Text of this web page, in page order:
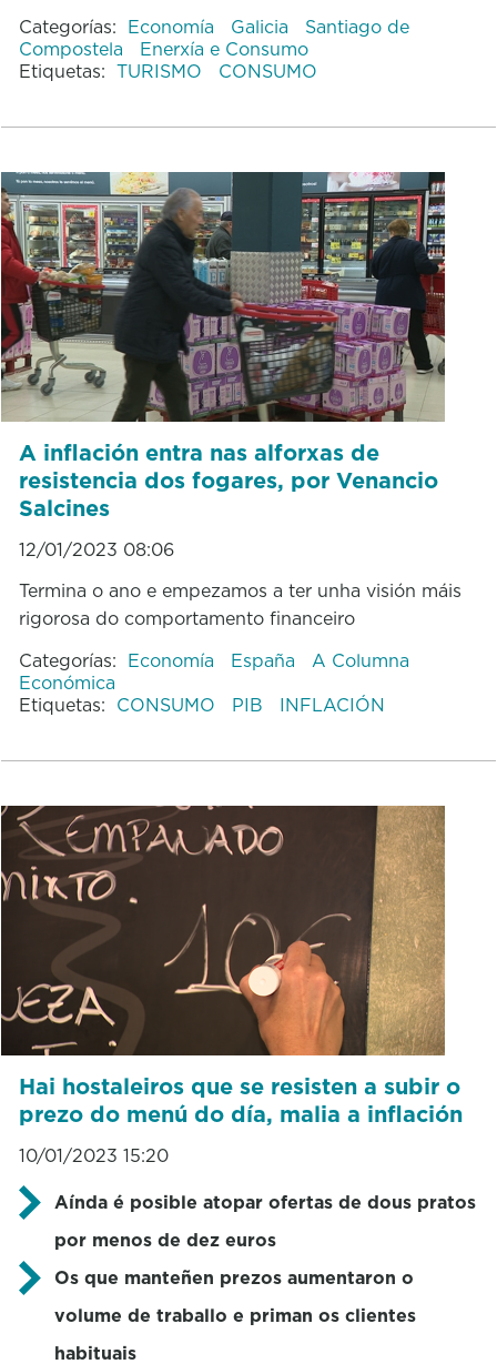
Categorías: Economía Galicia
Santiago de
Compostela
Enerxía e Consumo
Etiquetas: TURISMO CONSUMO
A inflación entra nas alforxas de
resistencia dos fogares, por Venancio
Salcines
12/01/2023 08:06
Termina o ano e empezamos a ter unha visión máis
rigorosa do comportamento financeiro
Categorías: Economía España
A Columna
Económica
Etiquetas: CONSUMO PIB INFLACIÓN
Hai hostaleiros que se resisten a subir o
prezo do menú do día, malia a inflación
10/01/2023 15:20
Aínda é posible atopar ofertas de dous pratos
por menos de dez euros
Os que manteñen prezos aumentaron o
volume de traballo e priman os clientes
habituais